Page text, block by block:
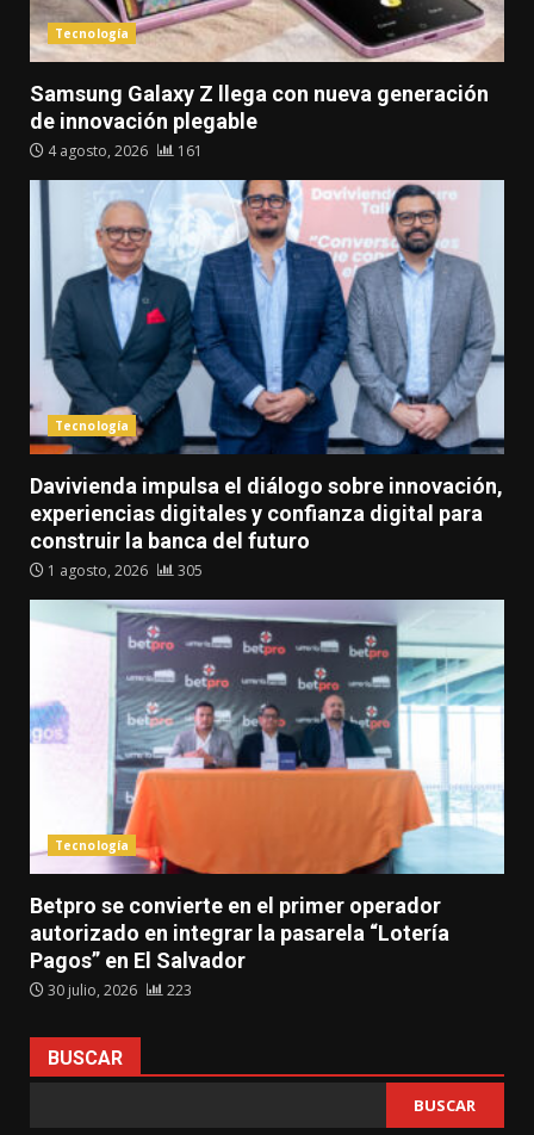
Tecnología
Samsung Galaxy Z llega con nueva generación
de innovación plegable
4 agosto, 2026 161
Tecnología
Davivienda impulsa el diálogo sobre innovación,
experiencias digitales y confianza digital para
construir la banca del futuro
1 agosto, 2026 305
Tecnología
Betpro se convierte en el primer operador
autorizado en integrar la pasarela “Lotería
Pagos” en El Salvador
30 julio, 2026 223
BUSCAR
BUSCAR